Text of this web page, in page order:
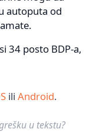
autoputa od
34 posto BDP-a,
ili Android.
u tekstu?